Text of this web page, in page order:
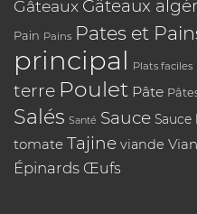
Gâteaux Gâteaux
Pain Pains Pates et
principal Plats faciles
terre Poulet Pâte
Salés Santé Sauce Sauce
tomate Tajine viande
Épinards Œufs